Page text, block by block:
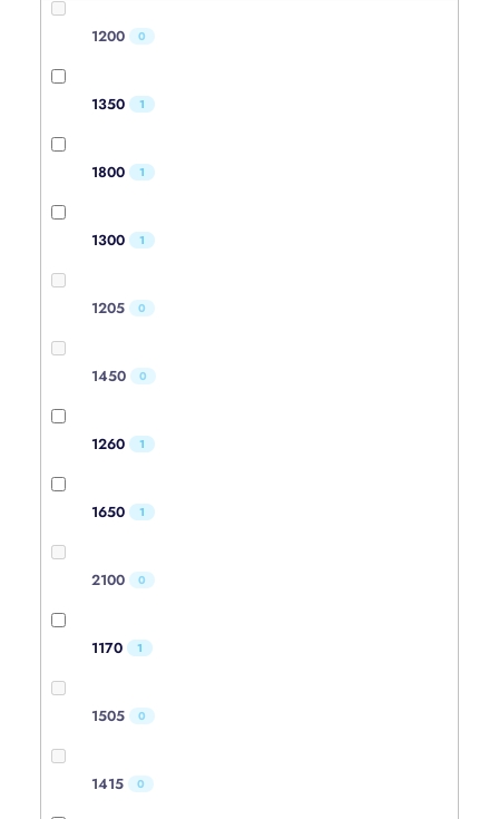
1200 0
1350 1
1800 1
1300 1
1205 0
1450 0
1260 1
1650 1
2100 0
1170 1
1505 0
1415 0